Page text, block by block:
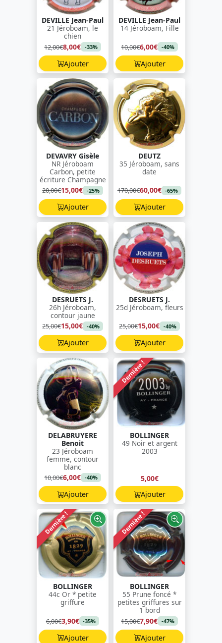
DEVILLE Jean-Paul
21 Jéroboam, le
chien
12,00€8,00€ -33%
Ajouter
DEVILLE Jean-Paul
14 Jéroboam, Fille
10,00€6,00€ -40%
Ajouter
DEVAVRY Gisèle
NR Jéroboam
Carbon, petite
écriture Champagne
20,00€15,00€ -25%
Ajouter
DEUTZ
35 Jéroboam, sans
date
170,00€60,00€ -65%
Ajouter
DESRUETS J.
26h Jéroboam,
contour jaune
25,00€15,00€ -40%
Ajouter
DESRUETS J.
25d Jéroboam, fleurs
25,00€15,00€ -40%
Ajouter
DELABRUYERE
Benoit
23 Jéroboam
femme, contour
blanc
10,00€6,00€ -40%
Ajouter
Dernière !
BOLLINGER
49 Noir et argent
2003
5,00€
Ajouter
Dernière !
BOLLINGER
44c Or * petite
griffure
6,00€3,90€ -35%
Ajouter
Dernière !
BOLLINGER
55 Prune foncé *
petites griffures sur
1 bord
15,00€7,90€ -47%
Ajouter